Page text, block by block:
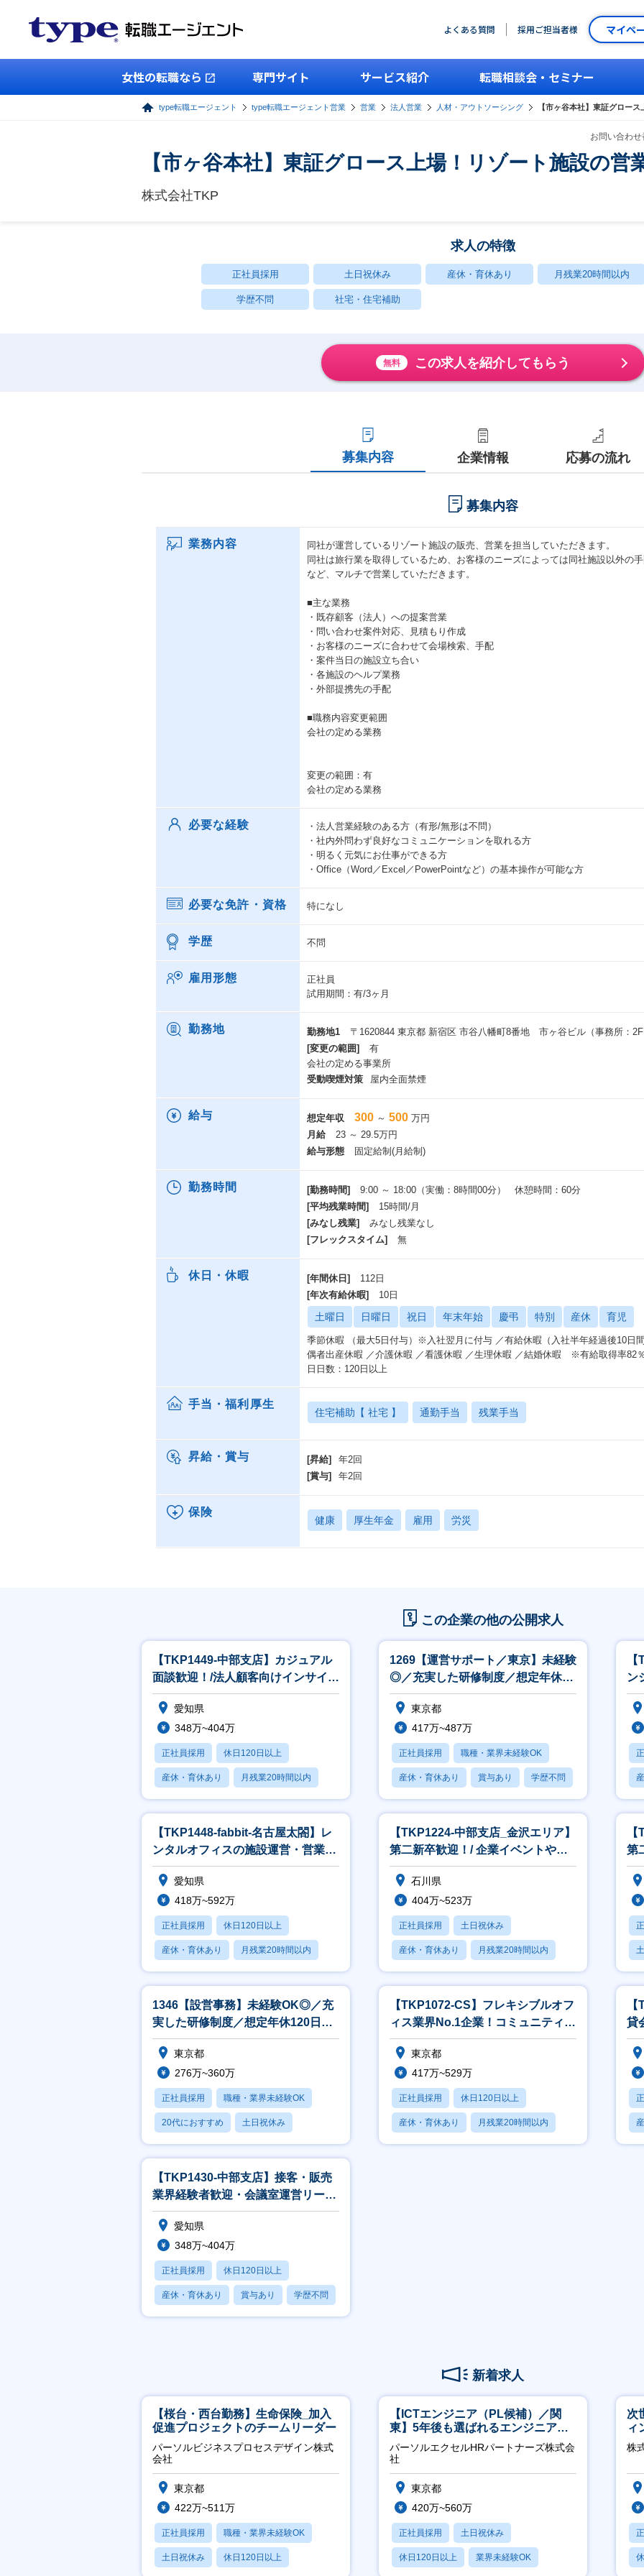
よくある質問 採用ご担当者様 マイペ
女性の転職なら 専門サイト サービス紹介 転職相談会・セミナー
type転職エージェント type転職エージェント営業 営業 法人営業 人材・アウトソーシング 【市ヶ谷本社】東証グロー
お問い合わ
【市ヶ谷本社】東証グロース上場！リゾート施設の
株式会社TKP
求人の特徴
正社員採用 土日祝休み 産休・育休あり 月残業20時間以内
学歴不問 社宅・住宅補助
無料 この求人を紹介してもらう
募集内容 企業情報 応募の流れ
募集内容
業務内容
同社が運営しているリゾート施設の販売、営業を担当していただきます。
同社は旅行業を取得しているため、お客様のニーズによっては同社施設以外の
など、マルチで営業していただきます。
■主な業務
・既存顧客（法人）への提案営業
・問い合わせ案件対応、見積もり作成
・お客様のニーズに合わせて会場検索、手配
・案件当日の施設立ち合い
・各施設のヘルプ業務
・外部提携先の手配
■職務内容変更範囲
会社の定める業務
変更の範囲：有
会社の定める業務
必要な経験
・法人営業経験のある方（有形/無形は不問）
・社内外問わず良好なコミュニケーションを取れる方
・明るく元気にお仕事ができる方
・Office（Word／Excel／PowerPointなど）の基本操作が可能な方
必要な免許・資格 特になし
学歴 不問
雇用形態
正社員
試用期間：有/3ヶ月
勤務地 勤務地1
〒1620844 東京都 新宿区 市谷八幡町8番地 市ヶ谷ビル（事務所：
[変更の範囲]
有
会社の定める事業所
受動喫煙対策
屋内全面禁煙
給与 想定年収 300 ～ 500 万円
月給
23 ～ 29.5万円
給与形態
固定給制(月給制)
勤務時間 [勤務時間]
9:00 ～ 18:00（実働：8時間00分） 休憩時間：60分
[平均残業時間]
15時間/月
[みなし残業]
みなし残業なし
[フレックスタイム]
無
休日・休暇 [年間休日]
112日
[年次有給休暇]
10日
土曜日 日曜日 祝日 年末年始 慶弔 特別 産休 育児
季節休暇 （最大5日付与）※入社翌月に付与 ／有給休暇（入社半年経過後10日
偶者出産休暇 ／介護休暇 ／看護休暇 ／生理休暇 ／結婚休暇 ※有給取得率82
日日数：120日以上
手当・福利厚生
住宅補助【 社宅 】 通勤手当 残業手当
昇給・賞与 [昇給]
年2回
[賞与]
年2回
保険
健康 厚生年金 雇用 労災
この企業の他の公開求人
【TKP1449-中部支店】カジュアル
面談歓迎！/法人顧客向けインサイド
セールス /問合せ対応中心/
愛知県
348万~404万
正社員採用 休日120日以上
産休・育休あり 月残業20時間以内
賞与あり
1269【運営サポート／東京】未経験
◎／充実した研修制度／想定年休
120日／できることからお任せ！
東京都
417万~487万
正社員採用 職種・業界未経験OK
産休・育休あり 賞与あり 学歴不問
ン
【TKP1448-fabbit-名古屋太閤】レ
ンタルオフィスの施設運営・営業マ
ネージャー候補！東証グ
愛知県
418万~592万
正社員採用 休日120日以上
産休・育休あり 月残業20時間以内
賞与あり
【TKP1224-中部支店_金沢エリア】
第二新卒歓迎！/ 企業イベントや催
事を支える法人営業/素直さ
石川県
404万~523万
正社員採用 土日祝休み
産休・育休あり 月残業20時間以内
賞与あり
第
応
1346【設営事務】未経験OK◎／充
実した研修制度／想定年休120日／
できることからお任せします！
東京都
276万~360万
正社員採用 職種・業界未経験OK
20代におすすめ 土日祝休み
産休・育休あり
【TKP1072-CS】フレキシブルオフ
ィス業界No.1企業！コミュニティー
マネージャー≪正社員≫
東京都
417万~529万
正社員採用 休日120日以上
産休・育休あり 月残業20時間以内
賞与あり
貸
迎
【TKP1430-中部支店】接客・販売
業界経験者歓迎・会議室運営リーダ
ー候補 / 接客経験を活かせる
愛知県
348万~404万
正社員採用 休日120日以上
産休・育休あり 賞与あり 学歴不問
新着求人
【桜台・西台勤務】生命保険_加入
促進プロジェクトのチームリーダー
パーソルビジネスプロセスデザイン株式
会社
東京都
422万~511万
正社員採用 職種・業界未経験OK
土日祝休み 休日120日以上
【ICTエンジニア（PL候補）／関
東】5年後も選ばれるエンジニアへ
／チーム運営・体制構築
パーソルエクセルHRパートナーズ株式会
社
東京都
420万~560万
正社員採用 土日祝休み
休日120日以上 業界未経験OK
次
ィ
株